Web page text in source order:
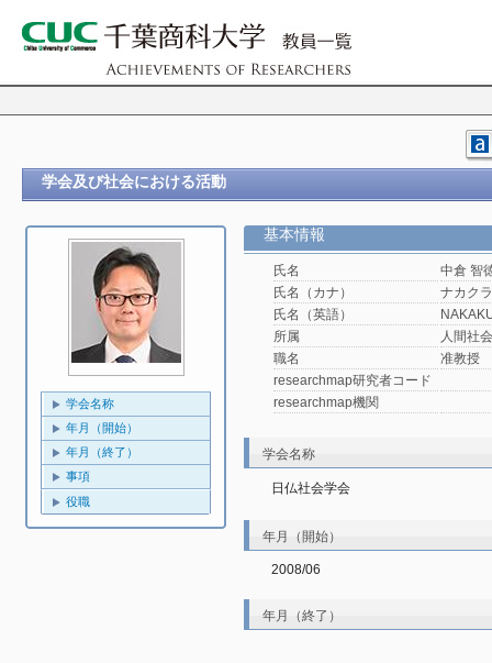
学会及び社会における活動
学会名称
年月（開始）
年月（終了）
事項
役職
基本情報
氏名
中倉 智
氏名（カナ）
ナカク
氏名（英語）
所属
人間社
職名
准教授
researchmap研究者コード
researchmap機関
学会名称
日仏社会学会
年月（開始）
2008/06
年月（終了）